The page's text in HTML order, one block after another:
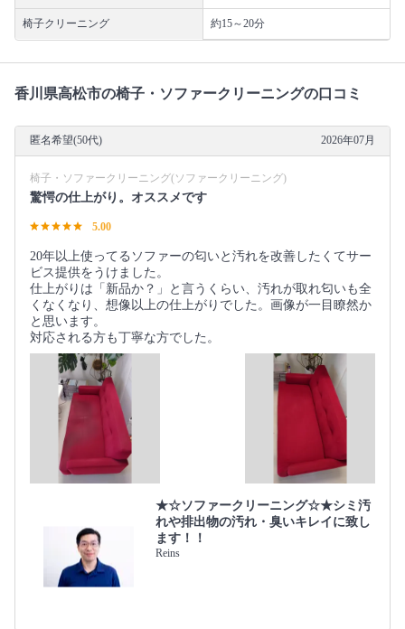
椅子クリーニング 約15～20分
香川県高松市の椅子・ソファークリーニングの口コミ
匿名希望(50代) 2026年07月
椅子・ソファークリーニング(ソファークリーニング)
驚愕の仕上がり。オススメです
5.00
20年以上使ってるソファーの匂いと汚れを改善したくてサー
ビス提供をうけました。
仕上がりは「新品か？」と言うくらい、汚れが取れ匂いも全
くなくなり、想像以上の仕上がりでした。画像が一目瞭然か
と思います。
対応される方も丁寧な方でした。
★☆ソファークリーニング☆★シミ汚
れや排出物の汚れ・臭いキレイに致し
ます！！
Reins